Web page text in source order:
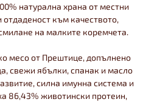
натурална храна от местни
към качеството,
на малките коремчета.
месо от Прештице, допълнено
свежи ябълки, спанак и масло
силна имунна система и
86,43% животински протеин,